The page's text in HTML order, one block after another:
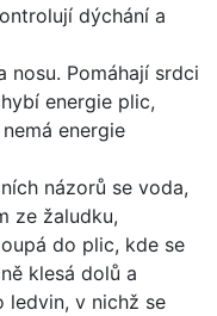
dýchání a
nosu. Pomáhají srdci
energie plic,
energie
názorů se voda,
ze žaludku,
do plic, kde se
klesá dolů a
ledvin, v nichž se